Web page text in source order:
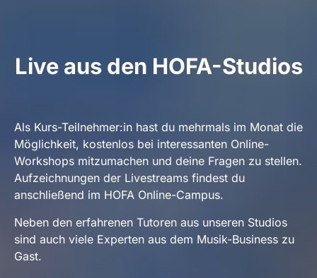
Live aus den HOFA-Studios
Als Kurs-Teilnehmer:in hast du mehrmals im Monat die
Möglichkeit, kostenlos bei interessanten Online-
Workshops mitzumachen und deine Fragen zu stellen.
Aufzeichnungen der Livestreams findest du
anschließend im HOFA Online-Campus.
Neben den erfahrenen Tutoren aus unseren Studios
sind auch viele Experten aus dem Musik-Business zu
Gast.